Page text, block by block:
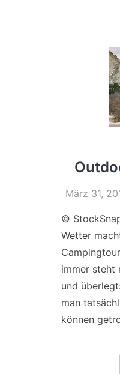
März 31,
©
Wetter
immer steht
und
man
können